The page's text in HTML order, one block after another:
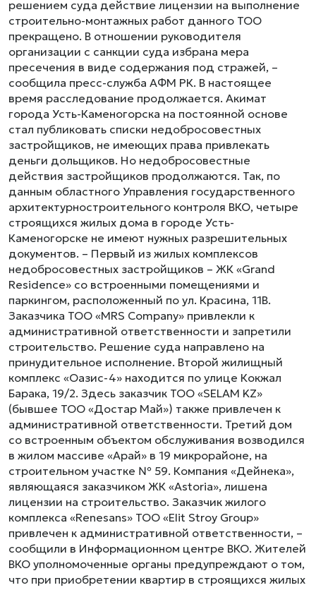
решением суда действие лицензии на выполнение
строительно-монтажных работ данного ТОО
прекращено. В отношении руководителя
организации с санкции суда избрана мера
пресечения в виде содержания под стражей, –
сообщила пресс-служба АФМ РК. В настоящее
время расследование продолжается. Акимат
города Усть-Каменогорска на постоянной основе
стал публиковать списки недобросовестных
застройщиков, не имеющих права привлекать
деньги дольщиков. Но недобросовестные
действия застройщиков продолжаются. Так, по
данным областного Управления государственного
архитектурностроительного контроля ВКО, четыре
строящихся жилых дома в городе Усть-
Каменогорске не имеют нужных разрешительных
документов. – Первый из жилых комплексов
недобросовестных застройщиков – ЖК «Grand
Residence» со встроенными помещениями и
паркингом, расположенный по ул. Красина, 11В.
Заказчика ТОО «MRS Company» привлекли к
административной ответственности и запретили
строительство. Решение суда направлено на
принудительное исполнение. Второй жилищный
комплекс «Оазис-4» находится по улице Кокжал
Барака, 19/2. Здесь заказчик ТОО «SELAM KZ»
(бывшее ТОО «Достар Май») также привлечен к
административной ответственности. Третий дом
со встроенным объектом обслуживания возводился
в жилом массиве «Арай» в 19 микрорайоне, на
строительном участке № 59. Компания «Дейнека»,
являющаяся заказчиком ЖК «Astoria», лишена
лицензии на строительство. Заказчик жилого
комплекса «Renesans» ТОО «Elit Stroy Group»
привлечен к административной ответственности, –
сообщили в Информационном центре ВКО. Жителей
ВКО уполномоченные органы предупреждают о том,
что при приобретении квартир в строящихся жилых